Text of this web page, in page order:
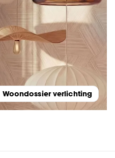
Woondossier verlichting